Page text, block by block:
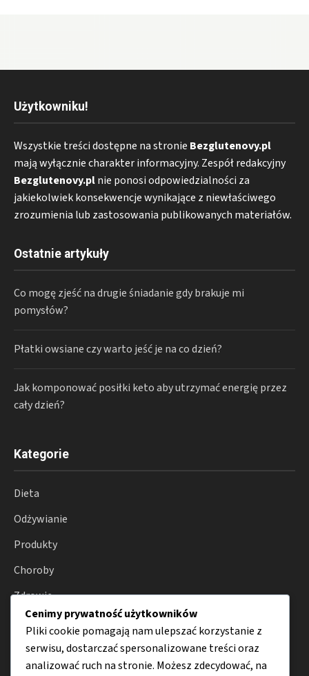
Użytkowniku!
Wszystkie treści dostępne na stronie Bezglutenovy.pl
mają wyłącznie charakter informacyjny. Zespół redakcyjny
Bezglutenovy.plnie ponosi odpowiedzialności za
jakiekolwiek konsekwencje wynikające z niewłaściwego
zrozumienia lub zastosowania publikowanych materiałów.
Ostatnie artykuły
Co mogę zjeść na drugie śniadanie gdy brakuje mi
pomysłów?
Płatki owsiane czy warto jeść je na co dzień?
Jak komponować posiłki keto aby utrzymać energię przez
cały dzień?
Kategorie
Dieta
Odżywianie
Produkty
Choroby
Zdrowie
Porady
Menu
Cenimy prywatność użytkowników
Pliki cookie pomagają nam ulepszać korzystanie z
serwisu, dostarczać spersonalizowane treści oraz
analizować ruch na stronie. Możesz zdecydować, na